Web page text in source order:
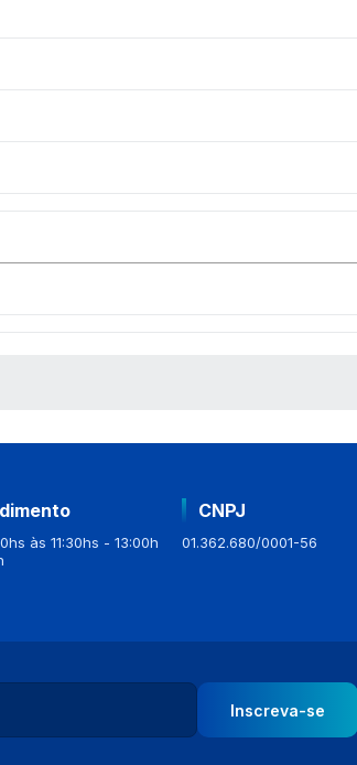
às 11:30hs - 13:00h
CNPJ
01.362.680/0001-56
Inscreva-se